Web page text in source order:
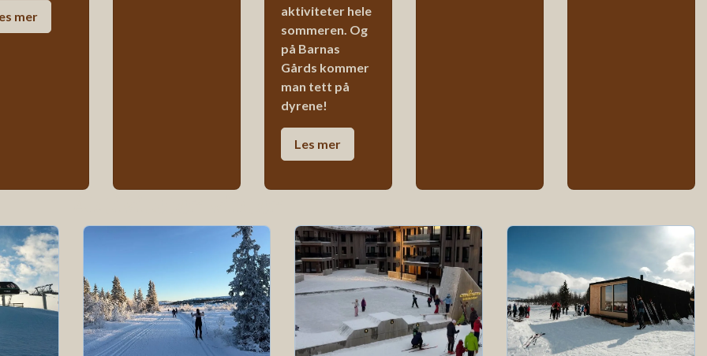
mer
aktiviteter hele
sommeren. Og
på Barnas
Gårds kommer
man tett på
dyrene!
Les mer